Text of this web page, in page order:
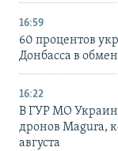
16:59
60 процентов
Донбасса в
16:22
В ГУР МО
дронов Magura,
августа